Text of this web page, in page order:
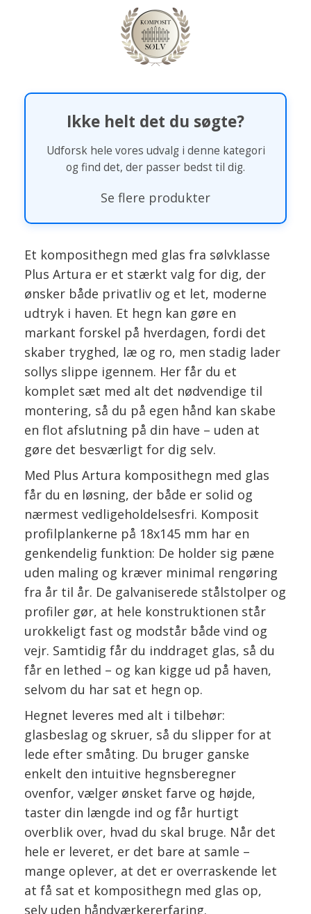
Ikke helt det du søgte?
Udforsk hele vores udvalg i denne kategori
og find det, der passer bedst til dig.
Se flere produkter
Et komposithegn med glas fra sølvklasse
Plus Artura er et stærkt valg for dig, der
ønsker både privatliv og et let, moderne
udtryk i haven. Et hegn kan gøre en
markant forskel på hverdagen, fordi det
skaber tryghed, læ og ro, men stadig lader
sollys slippe igennem. Her får du et
komplet sæt med alt det nødvendige til
montering, så du på egen hånd kan skabe
en flot afslutning på din have – uden at
gøre det besværligt for dig selv.
Med Plus Artura komposithegn med glas
får du en løsning, der både er solid og
nærmest vedligeholdelsesfri. Komposit
profilplankerne på 18x145 mm har en
genkendelig funktion: De holder sig pæne
uden maling og kræver minimal rengøring
fra år til år. De galvaniserede stålstolper og
profiler gør, at hele konstruktionen står
urokkeligt fast og modstår både vind og
vejr. Samtidig får du inddraget glas, så du
får en lethed – og kan kigge ud på haven,
selvom du har sat et hegn op.
Hegnet leveres med alt i tilbehør:
glasbeslag og skruer, så du slipper for at
lede efter småting. Du bruger ganske
enkelt den intuitive hegnsberegner
ovenfor, vælger ønsket farve og højde,
taster din længde ind og får hurtigt
overblik over, hvad du skal bruge. Når det
hele er leveret, er det bare at samle –
mange oplever, at det er overraskende let
at få sat et komposithegn med glas op,
selv uden håndværkererfaring.